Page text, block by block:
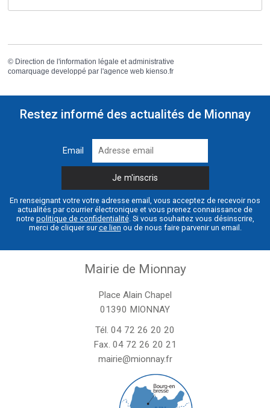
© Direction de l'information légale et administrative
comarquage developpé par l'agence web kienso.fr
Restez informé des actualités de Mionnay
Email
En renseignant votre votre adresse email, vous acceptez de recevoir nos
actualités par courrier électronique et vous prenez connaissance de
notre politique de confidentialité. Si vous souhaitez vous désinscrire,
merci de cliquer surce lien ou de nous faire parvenir un email.
Mairie de Mionnay
Place Alain Chapel
01390 MIONNAY
Tél. 04 72 26 20 20
Fax. 04 72 26 20 21
mairie@mionnay.fr